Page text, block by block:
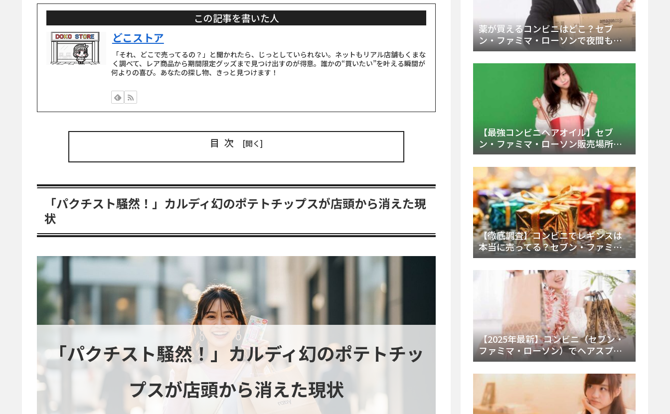
この記事を書いた人
どこストア
「それ、どこで売ってるの？」と聞かれたら、じっとしていられない。ネットもリアル店舗もくまな
く調べて、レア商品から期間限定グッズまで見つけ出すのが得意。誰かの“買いたい”を叶える瞬間が
何よりの喜び。あなたの探し物、きっと見つけます！
目次
「パクチスト騒然！」カルディ幻のポテトチップスが店頭から消えた現
状
「パクチスト騒然！」カルディ幻のポテトチッ
プスが店頭から消えた現状
薬が買えるコンビニはどこ？セブ
ン・ファミマ・ローソンで夜間も買
える市販薬の種類と販売店の探し方
【2025年最新】
【最強コンビニヘアオイル】セブ
ン・ファミマ・ローソン販売場所
は？今すぐ買えるおすすめ市販品を
徹底調査！
【徹底調査】コンビニでレギンスは
本当に売ってる？セブン・ファミ
マ・ローソンの取扱店舗とメーカ
ー・内容物を詳しく調べてみた！
【2025年最新】コンビニ（セブン・
ファミマ・ローソン）でヘアスプレ
ーは売ってる？販売場所と買える種
類・値段を徹底調査！